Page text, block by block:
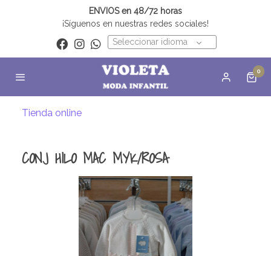
ENVIOS en 48/72 horas
¡Síguenos en nuestras redes sociales!
Seleccionar idioma
0
Tienda online
CONJ HILO MAC MYK/ROSA